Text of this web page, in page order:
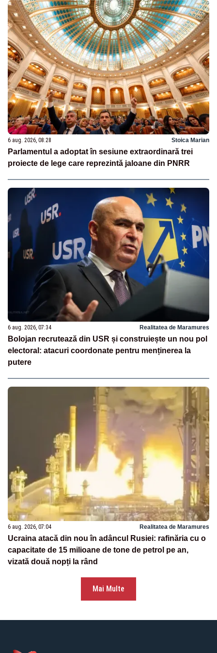
6 aug. 2026, 08:28 Stoica Marian
Parlamentul a adoptat în sesiune extraordinară trei
proiecte de lege care reprezintă jaloane din PNRR
6 aug. 2026, 07:34 Realitatea de Maramures
Bolojan recrutează din USR și construiește un nou pol
electoral: atacuri coordonate pentru menținerea la
putere
6 aug. 2026, 07:04 Realitatea de Maramures
Ucraina atacă din nou în adâncul Rusiei: rafinăria cu o
capacitate de 15 milioane de tone de petrol pe an,
vizată două nopți la rând
Mai Multe